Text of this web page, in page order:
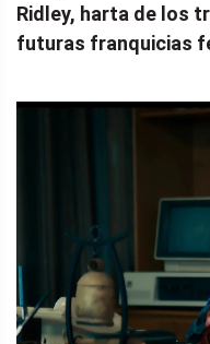
Ridley, harta de los
futuras franquicias